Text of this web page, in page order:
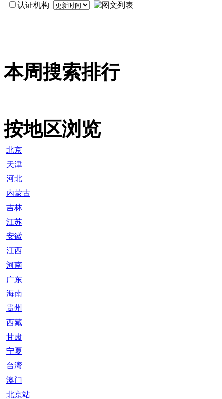
认证机构
本周搜索排行
按地区浏览
北京
天津
河北
内蒙古
吉林
江苏
安徽
江西
河南
广东
海南
贵州
西藏
甘肃
宁夏
台湾
澳门
北京站